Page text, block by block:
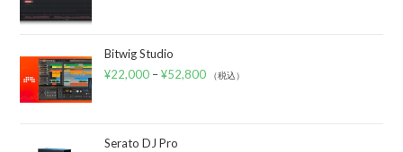
Bitwig Studio
¥22,000 –¥52,800 （税込）
Serato DJ Pro